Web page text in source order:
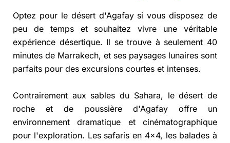
Optez pour le désert d'Agafay si vous disposez de
peu de temps et souhaitez vivre une véritable
expérience désertique. Il se trouve à seulement 40
minutes de Marrakech, et ses paysages lunaires sont
parfaits pour des excursions courtes et intenses.
Contrairement aux sables du Sahara, le désert de
roche et de poussière d'Agafay offre un
environnement dramatique et cinématographique
pour l'exploration. Les safaris en 4×4, les balades à